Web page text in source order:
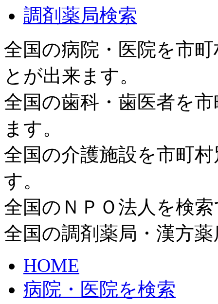
調剤薬局検索
全国の病院・医院を市
とが出来ます。
全国の歯科・歯医者を
ます。
全国の介護施設を市町
す。
全国のＮＰＯ法人を検
全国の調剤薬局・漢方
HOME
病院・医院を検索